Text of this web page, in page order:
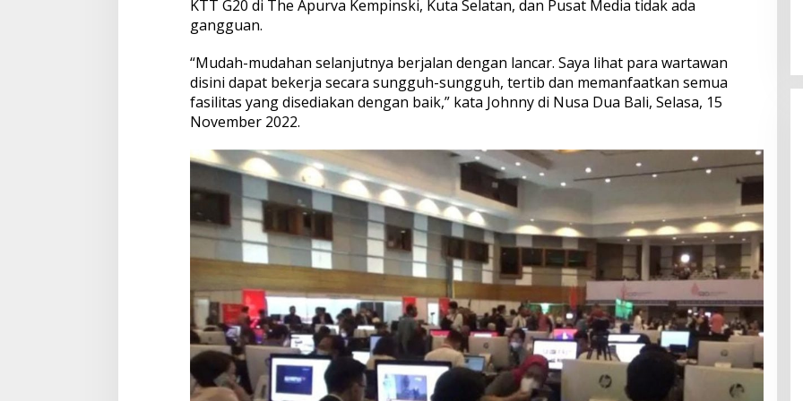
KTT G20 di The Apurva Kempinski, Kuta Selatan, dan Pusat Media tidak ada
gangguan.
“Mudah-mudahan selanjutnya berjalan dengan lancar. Saya lihat para wartawan
disini dapat bekerja secara sungguh-sungguh, tertib dan memanfaatkan semua
fasilitas yang disediakan dengan baik,” kata Johnny di Nusa Dua Bali, Selasa, 15
November 2022.
dan Serapan Investasi, Sira
Dibuka di KEK Kura Kura